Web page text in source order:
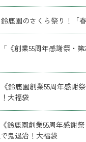
鹿園のさくら祭り！「春
《創業55周年感謝祭・第
鈴鹿園創業55周年感謝
大福袋
鈴鹿園創業55周年感謝
鬼退治！大福袋